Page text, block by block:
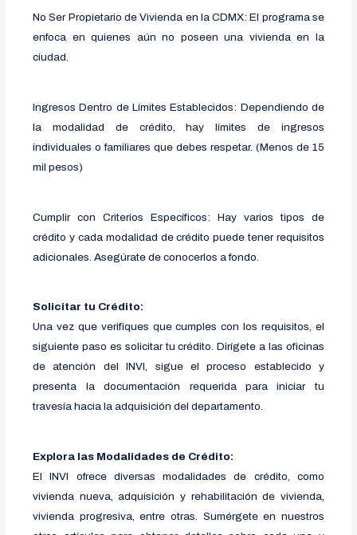
No Ser Propietario de Vivienda en la CDMX: El programa se
enfoca en quienes aún no poseen una vivienda en la
ciudad.
Ingresos Dentro de Límites Establecidos: Dependiendo de
la modalidad de crédito, hay límites de ingresos
individuales o familiares que debes respetar. (Menos de 15
mil pesos)
Cumplir con Criterios Específicos: Hay varios tipos de
crédito y cada modalidad de crédito puede tener requisitos
adicionales. Asegúrate de conocerlos a fondo.
Solicitar tu Crédito:
Una vez que verifiques que cumples con los requisitos, el
siguiente paso es solicitar tu crédito. Dirígete a las oficinas
de atención del INVI, sigue el proceso establecido y
presenta la documentación requerida para iniciar tu
travesía hacia la adquisición del departamento.
Explora las Modalidades de Crédito:
El INVI ofrece diversas modalidades de crédito, como
vivienda nueva, adquisición y rehabilitación de vivienda,
vivienda progresiva, entre otras. Sumérgete en nuestros